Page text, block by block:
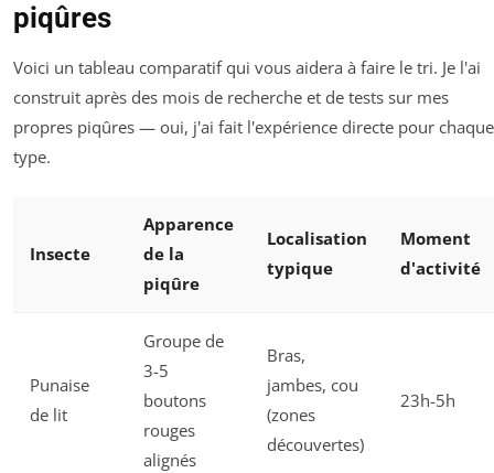
piqûres
Voici un tableau comparatif qui vous aidera à faire le tri. Je l'ai
construit après des mois de recherche et de tests sur mes
propres piqûres — oui, j'ai fait l'expérience directe pour chaque
type.
Insecte
Apparence
de la
piqûre
Localisation
typique
Moment
d'activité
Punaise
de lit
Groupe de
3-5
boutons
rouges
alignés
Bras,
jambes, cou
(zones
découvertes)
23h-5h